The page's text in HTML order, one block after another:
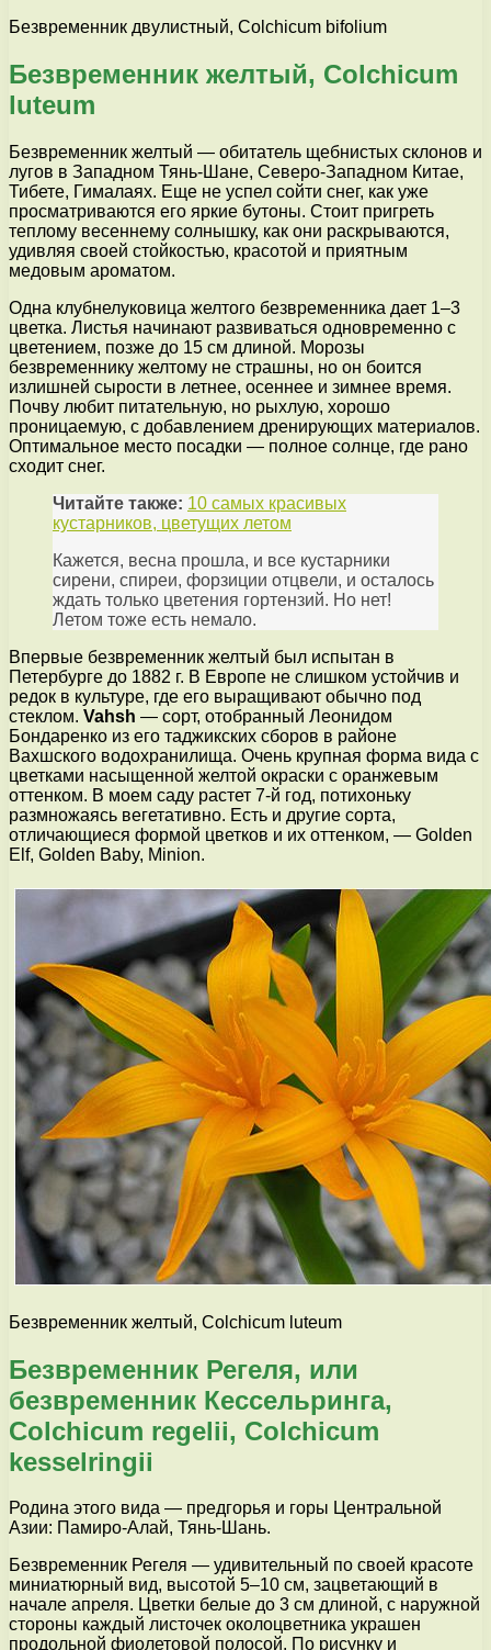
Безвременник двулистный, Colchicum bifolium
Безвременник желтый, Colchicum
luteum
Безвременник желтый — обитатель щебнистых склонов и
лугов в Западном Тянь-Шане, Северо-Западном Китае,
Тибете, Гималаях. Еще не успел сойти снег, как уже
просматриваются его яркие бутоны. Стоит пригреть
теплому весеннему солнышку, как они раскрываются,
удивляя своей стойкостью, красотой и приятным
медовым ароматом.
Одна клубнелуковица желтого безвременника дает 1–3
цветка. Листья начинают развиваться одновременно с
цветением, позже до 15 см длиной. Морозы
безвременнику желтому не страшны, но он боится
излишней сырости в летнее, осеннее и зимнее время.
Почву любит питательную, но рыхлую, хорошо
проницаемую, с добавлением дренирующих материалов.
Оптимальное место посадки — полное солнце, где рано
сходит снег.
Читайте также: 10 самых красивых
кустарников, цветущих летом
Кажется, весна прошла, и все кустарники
сирени, спиреи, форзиции отцвели, и осталось
ждать только цветения гортензий. Но нет!
Летом тоже есть немало.
Впервые безвременник желтый был испытан в
Петербурге до 1882 г. В Европе не слишком устойчив и
редок в культуре, где его выращивают обычно под
стеклом. Vahsh — сорт, отобранный Леонидом
Бондаренко из его таджикских сборов в районе
Вахшского водохранилища. Очень крупная форма вида с
цветками насыщенной желтой окраски с оранжевым
оттенком. В моем саду растет 7-й год, потихоньку
размножаясь вегетативно. Есть и другие сорта,
отличающиеся формой цветков и их оттенком, — Golden
Elf, Golden Baby, Minion.
Безвременник желтый, Colchicum luteum
Безвременник Регеля, или
безвременник Кессельринга,
Colchicum regelii, Colchicum
kesselringii
Родина этого вида — предгорья и горы Центральной
Азии: Памиро-Алай, Тянь-Шань.
Безвременник Регеля — удивительный по своей красоте
миниатюрный вид, высотой 5–10 см, зацветающий в
начале апреля. Цветки белые до 3 см длиной, с наружной
стороны каждый листочек околоцветника украшен
продольной фиолетовой полосой. По рисунку и